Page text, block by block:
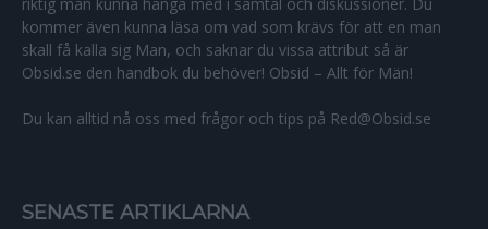
kommer även kunna läsa om vad som krävs för att en man
skall få kalla sig Man, och saknar du vissa attribut så är
Obsid.se den handbok du behöver! Obsid – Allt för Män!
Du kan alltid nå oss med frågor och tips på Red@Obsid.se
SENASTE ARTIKLARNA